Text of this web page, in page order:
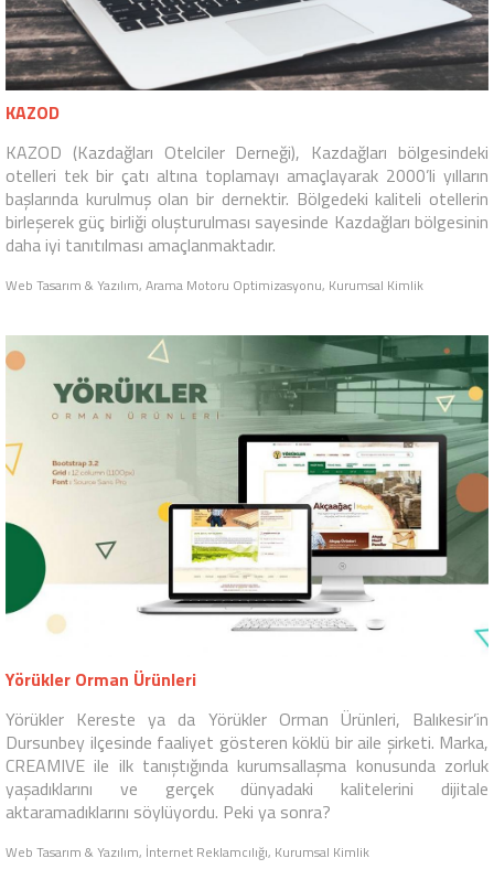
KAZOD
KAZOD (Kazdağları Otelciler Derneği), Kazdağları bölgesindeki
otelleri tek bir çatı altına toplamayı amaçlayarak 2000’li yılların
başlarında kurulmuş olan bir dernektir. Bölgedeki kaliteli otellerin
birleşerek güç birliği oluşturulması sayesinde Kazdağları bölgesinin
daha iyi tanıtılması amaçlanmaktadır.
Web Tasarım & Yazılım, Arama Motoru Optimizasyonu, Kurumsal Kimlik
Yörükler Orman Ürünleri
Yörükler Kereste ya da Yörükler Orman Ürünleri, Balıkesir’in
Dursunbey ilçesinde faaliyet gösteren köklü bir aile şirketi. Marka,
CREAMIVE ile ilk tanıştığında kurumsallaşma konusunda zorluk
yaşadıklarını ve gerçek dünyadaki kalitelerini dijitale
aktaramadıklarını söylüyordu. Peki ya sonra?
Web Tasarım & Yazılım, İnternet Reklamcılığı, Kurumsal Kimlik